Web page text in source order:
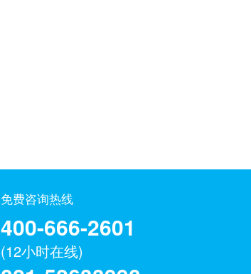
免费咨询热线
400-666-2601
(12小时在线)